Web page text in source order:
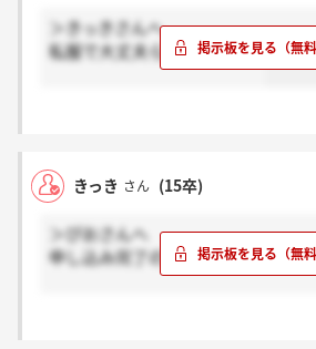
＞きっきさんへ
私服で大丈夫らしいですよ！
きっき さん (15卒)
＞ぴおさんへ
申し込み完了のメールに書いてあり